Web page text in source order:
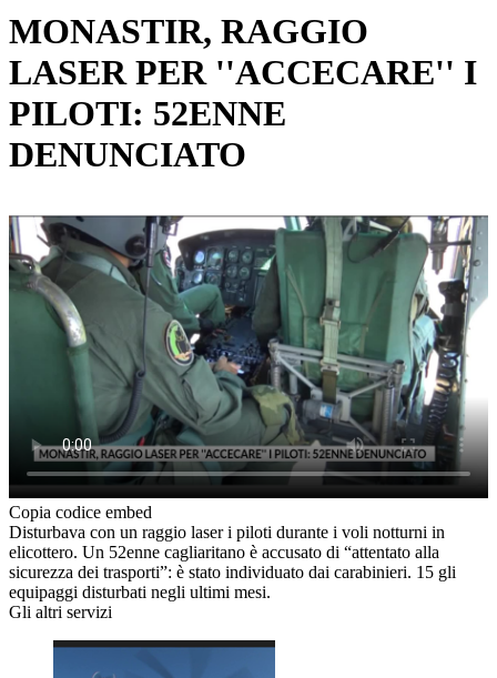
MONASTIR, RAGGIO
LASER PER ''ACCECARE'' I
PILOTI: 52ENNE
DENUNCIATO
Copia codice embed
Disturbava con un raggio laser i piloti durante i voli notturni in
elicottero. Un 52enne cagliaritano è accusato di “attentato alla
sicurezza dei trasporti”: è stato individuato dai carabinieri. 15 gli
equipaggi disturbati negli ultimi mesi.
Gli altri servizi